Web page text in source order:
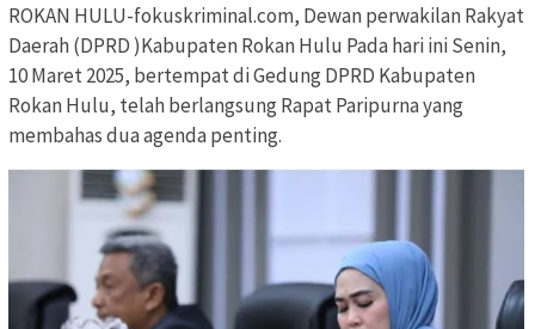
ROKAN HULU-fokuskriminal.com, Dewan perwakilan Rakyat
Daerah (DPRD )Kabupaten Rokan Hulu Pada hari ini Senin,
10 Maret 2025, bertempat di Gedung DPRD Kabupaten
Rokan Hulu, telah berlangsung Rapat Paripurna yang
membahas dua agenda penting.